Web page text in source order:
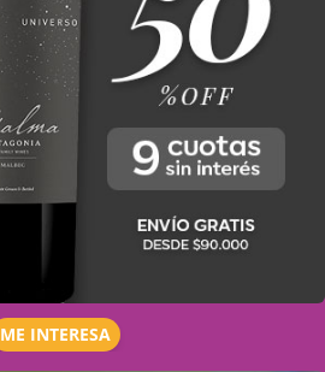
ME INTERESA